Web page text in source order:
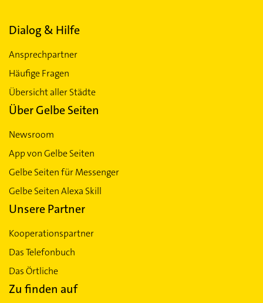
Dialog & Hilfe
Ansprechpartner
Häufige Fragen
Übersicht aller Städte
Über Gelbe Seiten
Newsroom
App von Gelbe Seiten
Gelbe Seiten für Messenger
Gelbe Seiten Alexa Skill
Unsere Partner
Kooperationspartner
Das Telefonbuch
Das Örtliche
Zu finden auf